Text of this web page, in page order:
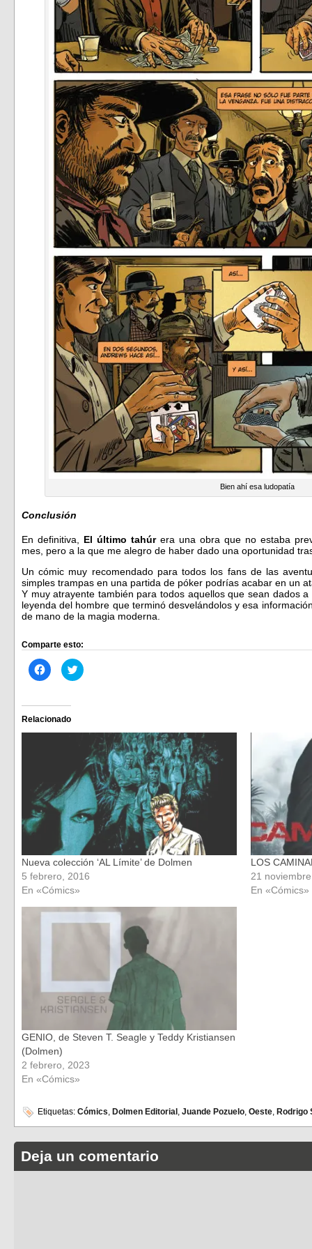
Bien ahí esa ludopatía
Conclusión
En definitiva, El último tahúrera una obra que no estaba
mes, pero a la que me alegro de haber dado una oportunidad
Un cómic muy recomendado para todos los fans de las
simples trampas en una partida de póker podrías acabar en un
Y muy atrayente también para todos aquellos que sean dados
leyenda del hombre que terminó desvelándolos y esa
de mano de la magia moderna.
Comparte esto:
Haz
clic
Facebook
(Se
abre
en
Haz
clic
en
una
ventana
nueva)
Relacionado
Nueva colección ‘AL Límite’ de Dolmen
5 febrero, 2016
En «Cómics»
LOS
21
En «Cómics»
GENIO, de Steven T. Seagle y Teddy Kristiansen
(Dolmen)
2 febrero, 2023
En «Cómics»
Etiquetas: Cómics, Dolmen Editorial , Juande Pozuelo, Oeste, Rodrigo
Deja un comentario